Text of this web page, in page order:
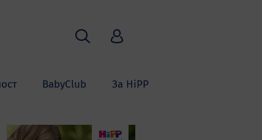
BabyClub За HiPP
Пребарување
HiPP Babyclub